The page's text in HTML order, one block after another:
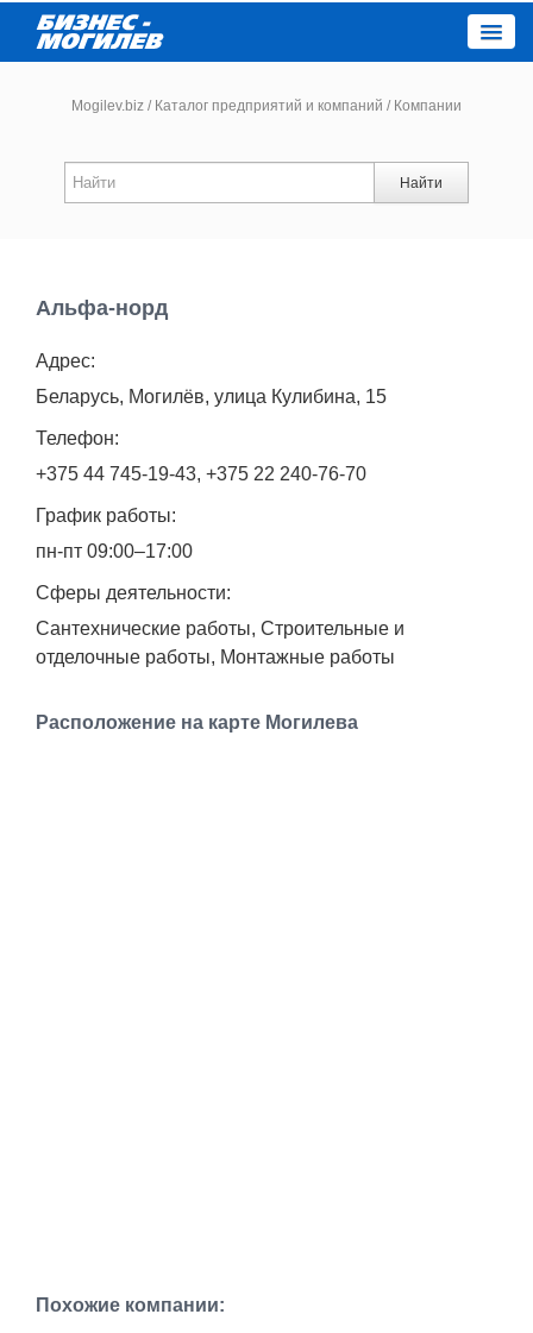
Новости компаний
Каталог
Работа
Объявления
Транспорт
Погода
Курсы валют
Еще
Mogilev.biz / Каталог предприятий и компаний / Компании
Найти
Альфа-норд
Адрес:
Беларусь, Могилёв, улица Кулибина, 15
Телефон:
+375 44 745-19-43, +375 22 240-76-70
График работы:
пн-пт 09:00–17:00
Сферы деятельности:
Сантехнические работы, Строительные и
отделочные работы, Монтажные работы
Расположение на карте Могилева
Похожие компании: